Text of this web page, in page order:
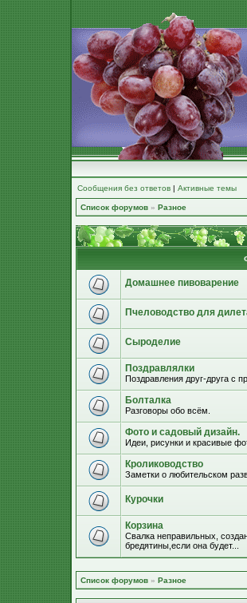
Сообщения без ответов | Активные темы
Список форумов » Разное
Домашнее пивоварение
Пчеловодство для
Сыроделие
Поздравлялки
Поздравления друг-друга с
Болталка
Разговоры обо всём.
Фото и садовый дизайн.
Идеи, рисунки и красивые
Кролиководство
Заметки о любительском
Курочки
Корзина
Свалка неправильных,
бредятины,если она будет...
Список форумов » Разное